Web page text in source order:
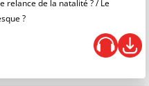
relance de la natalité ? / Le
?